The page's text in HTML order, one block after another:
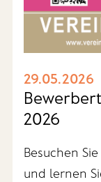
29.05.2026
2026
Besuchen
und lernen